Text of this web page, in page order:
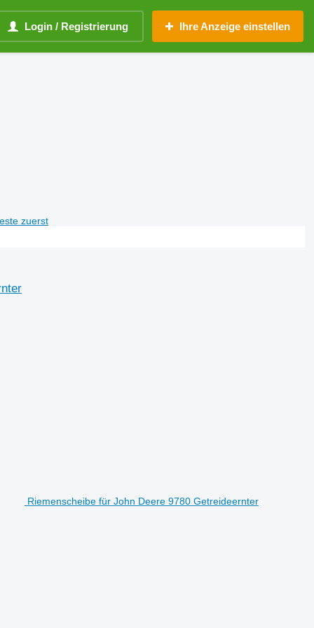
Login / Registrierung Ihre Anzeige einstellen
zuerst
Riemenscheibe für John Deere 9780 Getreideernter